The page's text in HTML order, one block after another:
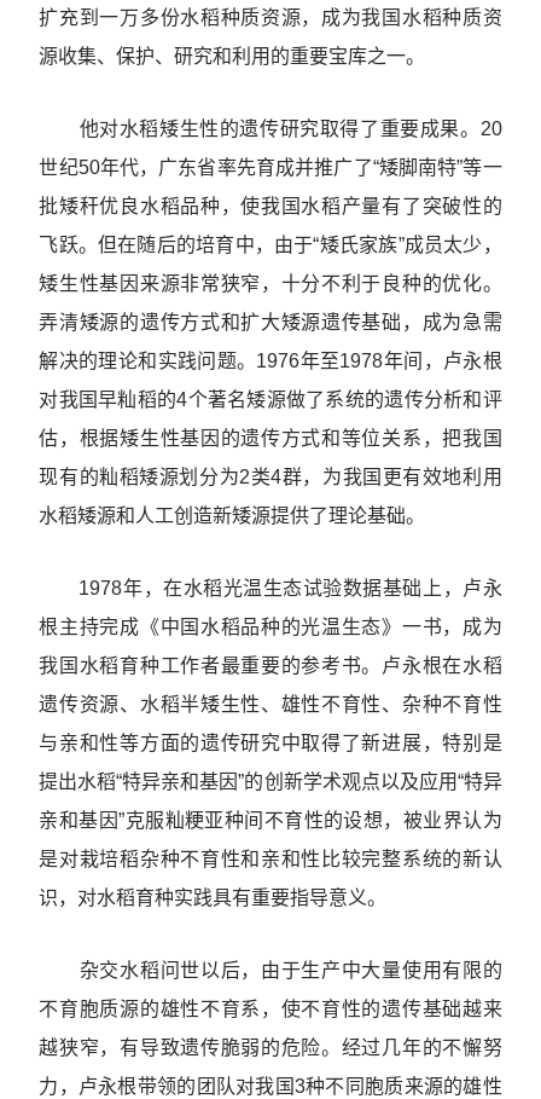
扩充到一万多份水稻种质资源，成为我国水稻种质资
源收集、保护、研究和利用的重要宝库之一。
他对水稻矮生性的遗传研究取得了重要成果。20
世纪50年代，广东省率先育成并推广了“矮脚南特”等一
批矮秆优良水稻品种，使我国水稻产量有了突破性的
飞跃。但在随后的培育中，由于“矮氏家族”成员太少，
矮生性基因来源非常狭窄，十分不利于良种的优化。
弄清矮源的遗传方式和扩大矮源遗传基础，成为急需
解决的理论和实践问题。1976年至1978年间，卢永根
对我国早籼稻的4个著名矮源做了系统的遗传分析和评
估，根据矮生性基因的遗传方式和等位关系，把我国
现有的籼稻矮源划分为2类4群，为我国更有效地利用
水稻矮源和人工创造新矮源提供了理论基础。
1978年，在水稻光温生态试验数据基础上，卢永
根主持完成《中国水稻品种的光温生态》一书，成为
我国水稻育种工作者最重要的参考书。卢永根在水稻
遗传资源、水稻半矮生性、雄性不育性、杂种不育性
与亲和性等方面的遗传研究中取得了新进展，特别是
提出水稻“特异亲和基因”的创新学术观点以及应用“特异
亲和基因”克服籼粳亚种间不育性的设想，被业界认为
是对栽培稻杂种不育性和亲和性比较完整系统的新认
识，对水稻育种实践具有重要指导意义。
杂交水稻问世以后，由于生产中大量使用有限的
不育胞质源的雄性不育系，使不育性的遗传基础越来
越狭窄，有导致遗传脆弱的危险。经过几年的不懈努
力，卢永根带领的团队对我国3种不同胞质来源的雄性